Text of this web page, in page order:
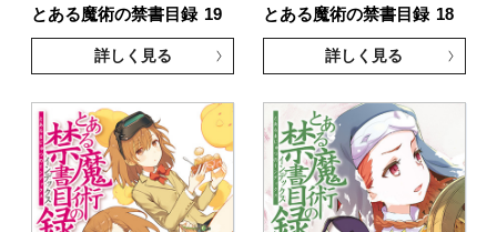
とある魔術の禁書目録 19
詳しく見る
とある魔術の禁書目録 18
詳しく見る